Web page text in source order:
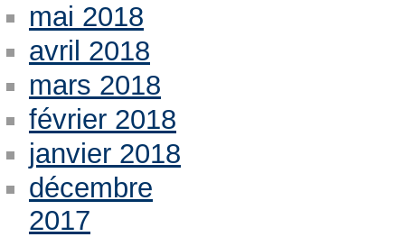
mai 2018
avril 2018
mars 2018
février 2018
janvier 2018
décembre
2017